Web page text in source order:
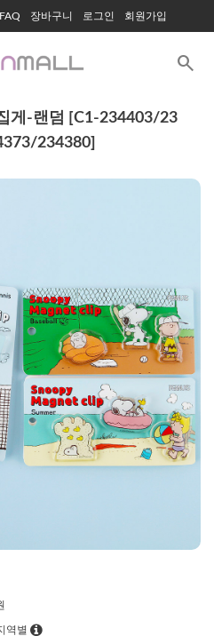
FAQ 장바구니 로그인 회원가입
search
게-랜덤 [C1-234403/23
234380]
역별